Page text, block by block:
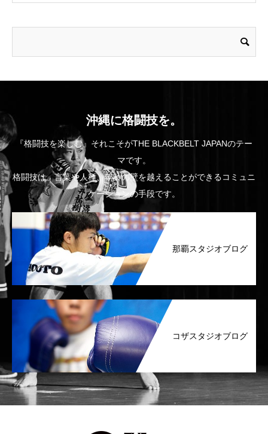
沖縄に格闘技を。
『格闘技を楽しむ』それこそがTHE BLACKBELT JAPANのテー
マです。
格闘技は、言葉や人種、年齢の壁を越えることができるコミュニ
ケーションの手段です。
那覇スタジオブログ
コザスタジオブログ